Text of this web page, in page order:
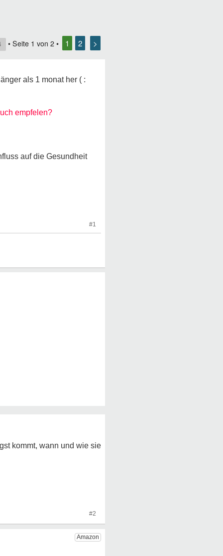
• Seite 1 von 2 • 1 2 >
als 1 monat her ( :
empfelen?
auf die Gesundheit
#1
kommt, wann und wie sie
#2